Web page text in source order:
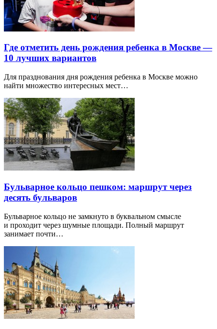
Где отметить день рождения ребенка в Москве —
10 лучших вариантов
Для празднования дня рождения ребенка в Москве можно
найти множество интересных мест…
Бульварное кольцо пешком: маршрут через
десять бульваров
Бульварное кольцо не замкнуто в буквальном смысле
и проходит через шумные площади. Полный маршрут
занимает почти…